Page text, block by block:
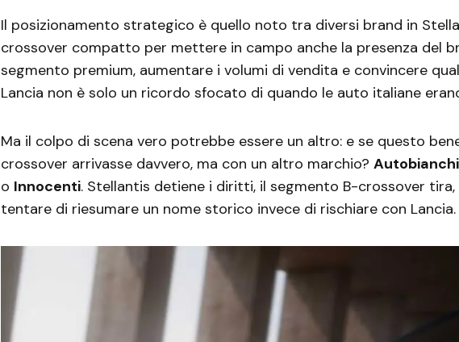
Il posizionamento strategico è quello noto tra diversi brand in
crossover compatto per mettere in campo anche la presenza del
segmento premium, aumentare i volumi di vendita e convincere
Lancia non è solo un ricordo sfocato di quando le auto italiane
Ma il colpo di scena vero potrebbe essere un altro: e se questo
crossover arrivasse davvero, ma con un altro marchio? Autobianchi
o Innocenti. Stellantis detiene i diritti, il segmento B-crossover
tentare di riesumare un nome storico invece di rischiare con Lancia.